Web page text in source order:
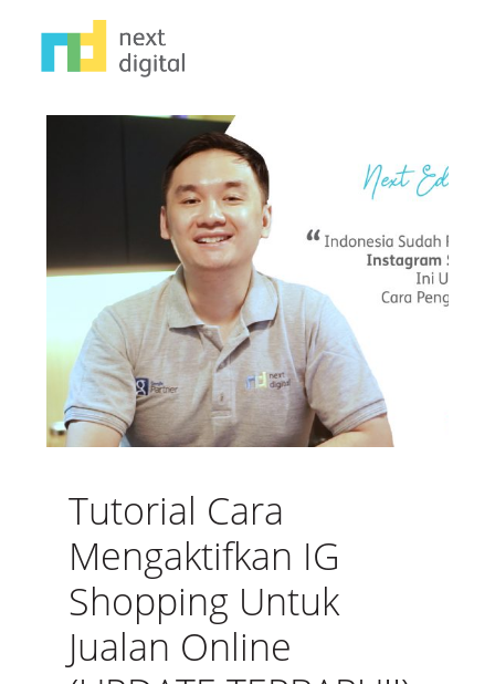
Tutorial Cara
Mengaktifkan IG
Shopping Untuk
Jualan Online